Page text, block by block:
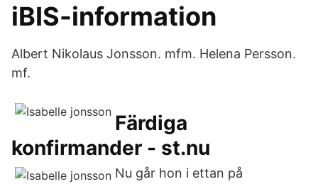
iBIS-information
Albert Nikolaus Jonsson. mfm. Helena Persson.
mf.
Färdiga
konfirmander - st.nu
Nu går hon i ettan på